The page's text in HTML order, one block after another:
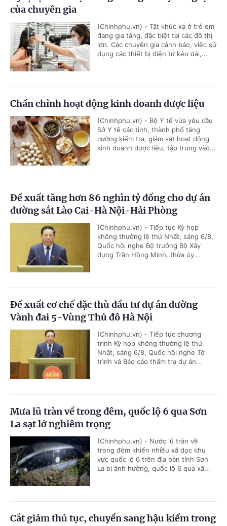
của chuyên gia
(Chinhphu.vn) - Tật khúc xạ ở trẻ em
đang gia tăng, đặc biệt tại các đô thị
lớn. Các chuyên gia cảnh báo, việc sử
dụng các thiết bị điện tử kéo dài,...
Chấn chỉnh hoạt động kinh doanh dược liệu
(Chinhphu.vn) - Bộ Y tế vừa yêu cầu
Sở Y tế các tỉnh, thành phố tăng
cường kiểm tra, giám sát hoạt động
kinh doanh dược liệu, tập trung vào...
Đề xuất tăng hơn 86 nghìn tỷ đồng cho dự án
đường sắt Lào Cai-Hà Nội-Hải Phòng
(Chinhphu.vn) - Tiếp tục Kỳ họp
không thường lệ thứ Nhất, sáng 6/8,
Quốc hội nghe Bộ trưởng Bộ Xây
dựng Trần Hồng Minh, thừa ủy...
Đề xuất cơ chế đặc thù đầu tư dự án đường
Vành đai 5-Vùng Thủ đô Hà Nội
(Chinhphu.vn) - Tiếp tục chương
trình Kỳ họp không thường lệ thứ
Nhất, sáng 6/8, Quốc hội nghe Tờ
trình và Báo cáo thẩm tra dự án...
Mưa lũ tràn về trong đêm, quốc lộ 6 qua Sơn
La sạt lở nghiêm trọng
(Chinhphu.vn) - Nước lũ tràn về
trong đêm khiến nhiều xã dọc khu
vực quốc lộ 6 trên địa bàn tỉnh Sơn
La bị ảnh hưởng, quốc lộ 6 qua xã...
Cắt giảm thủ tục, chuyển sang hậu kiểm trong